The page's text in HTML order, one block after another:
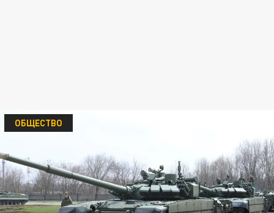
ОБЩЕСТВО